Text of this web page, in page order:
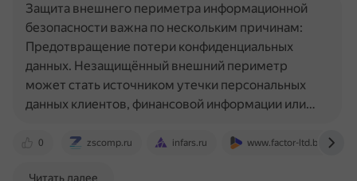
0 zscomp.ru infars.ru www.factor-ltd.by
Защита внешнего периметра информационной
безопасности важна по нескольким причинам:
Предотвращение потери конфиденциальных
данных. Незащищённый внешний периметр
может стать источником утечки персональных
данных клиентов, финансовой информации или…
Читать далее